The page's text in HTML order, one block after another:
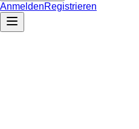
AnmeldenRegistrieren